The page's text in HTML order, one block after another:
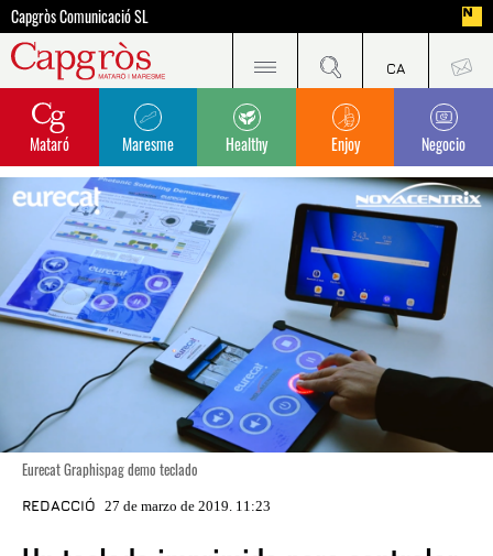
Capgròs Comunicació SL
Mataró Maresme Healthy Enjoy Negocio
Eurecat Graphispag demo teclado
REDACCIÓ 27 de marzo de 2019. 11:23